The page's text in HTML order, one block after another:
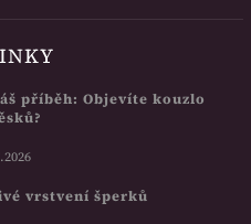
příběh: Objevíte kouzlo
vrstvení šperků